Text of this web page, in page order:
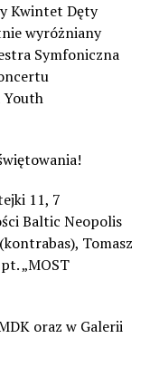
Kwintet Dęty
wyróżniany
Symfoniczna
Youth
11, 7
Baltic Neopolis
Tomasz
„MOST
oraz w Galerii